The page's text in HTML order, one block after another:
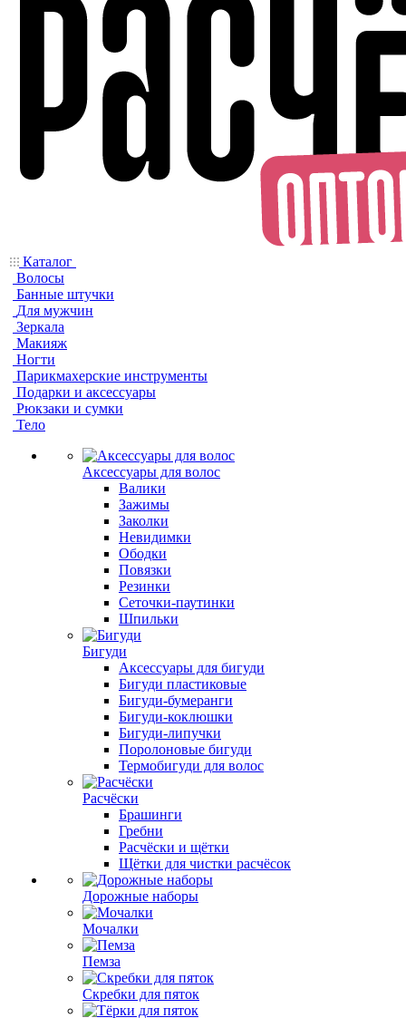
Каталог
Волосы
Банные штучки
Для мужчин
Зеркала
Макияж
Ногти
Парикмахерские инструменты
Подарки и аксессуары
Рюкзаки и сумки
Тело
Аксессуары для волос
Валики
Зажимы
Заколки
Невидимки
Ободки
Повязки
Резинки
Сеточки-паутинки
Шпильки
Бигуди
Аксессуары для бигуди
Бигуди пластиковые
Бигуди-бумеранги
Бигуди-коклюшки
Бигуди-липучки
Поролоновые бигуди
Термобигуди для волос
Расчёски
Брашинги
Гребни
Расчёски и щётки
Щётки для чистки расчёсок
Дорожные наборы
Мочалки
Пемза
Скребки для пяток